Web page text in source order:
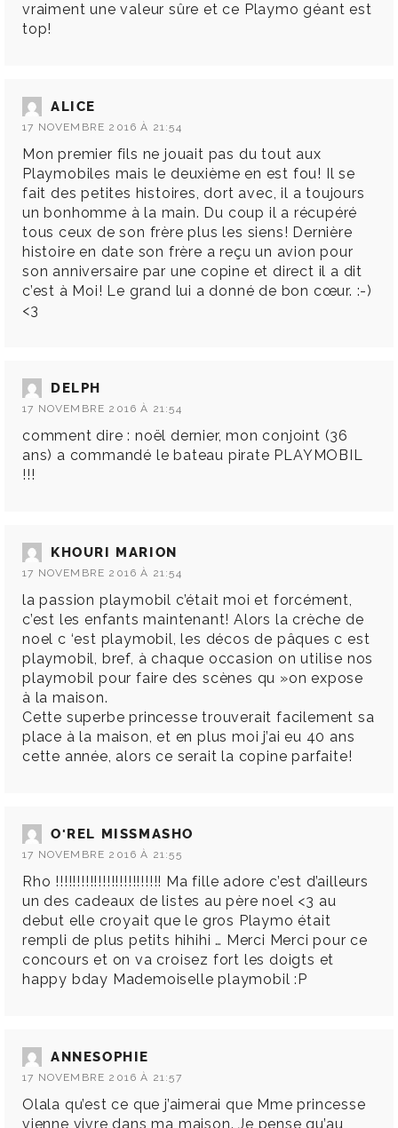
vraiment une valeur sûre et ce Playmo géant est
top!
ALICE
17 NOVEMBRE 2016 À 21:54
Mon premier fils ne jouait pas du tout aux
Playmobiles mais le deuxième en est fou! Il se
fait des petites histoires, dort avec, il a toujours
un bonhomme à la main. Du coup il a récupéré
tous ceux de son frère plus les siens! Dernière
histoire en date son frère a reçu un avion pour
son anniversaire par une copine et direct il a dit
c’est à Moi! Le grand lui a donné de bon cœur. :-)
<3
DELPH
17 NOVEMBRE 2016 À 21:54
comment dire : noël dernier, mon conjoint (36
ans) a commandé le bateau pirate PLAYMOBIL
!!!
KHOURI MARION
17 NOVEMBRE 2016 À 21:54
la passion playmobil c’était moi et forcément,
c’est les enfants maintenant! Alors la crèche de
noel c ‘est playmobil, les décos de pâques c est
playmobil, bref, à chaque occasion on utilise nos
playmobil pour faire des scènes qu »on expose
à la maison.
Cette superbe princesse trouverait facilement sa
place à la maison, et en plus moi j’ai eu 40 ans
cette année, alors ce serait la copine parfaite!
O'REL MISSMASHO
17 NOVEMBRE 2016 À 21:55
Rho !!!!!!!!!!!!!!!!!!!!!!!!! Ma fille adore c’est d’ailleurs
un des cadeaux de listes au père noel <3 au
debut elle croyait que le gros Playmo était
rempli de plus petits hihihi … Merci Merci pour ce
concours et on va croisez fort les doigts et
happy bday Mademoiselle playmobil :P
ANNESOPHIE
17 NOVEMBRE 2016 À 21:57
Olala qu’est ce que j’aimerai que Mme princesse
vienne vivre dans ma maison. Je pense qu’au